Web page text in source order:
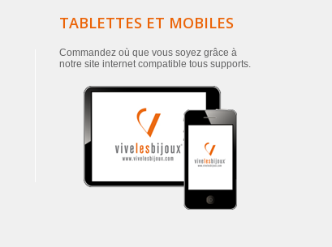
TABLETTES ET MOBILES
Commandez où que vous soyez grâce à
notre site internet compatible tous supports.